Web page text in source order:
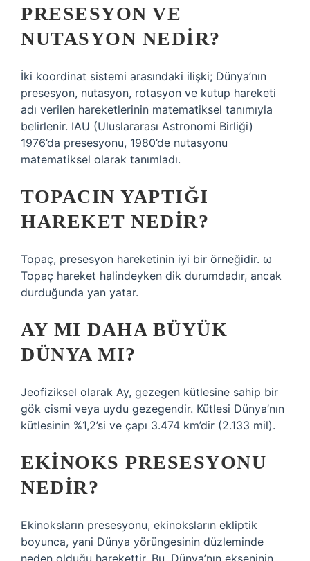
PRESESYON VE
NUTASYON NEDIR?
İki koordinat sistemi arasındaki ilişki; Dünya’nın
presesyon, nutasyon, rotasyon ve kutup hareketi
adı verilen hareketlerinin matematiksel tanımıyla
belirlenir. IAU (Uluslararası Astronomi Birliği)
1976’da presesyonu, 1980’de nutasyonu
matematiksel olarak tanımladı.
TOPACIN YAPTIĞI
HAREKET NEDIR?
Topaç, presesyon hareketinin iyi bir örneğidir. ω
Topaç hareket halindeyken dik durumdadır, ancak
durduğunda yan yatar.
AY MI DAHA BÜYÜK
DÜNYA MI?
Jeofiziksel olarak Ay, gezegen kütlesine sahip bir
gök cismi veya uydu gezegendir. Kütlesi Dünya’nın
kütlesinin %1,2’si ve çapı 3.474 km’dir (2.133 mil).
EKINOKS PRESESYONU
NEDIR?
Ekinoksların presesyonu, ekinoksların ekliptik
boyunca, yani Dünya yörüngesinin düzleminde
neden olduğu harekettir. Bu, Dünya’nın ekseninin